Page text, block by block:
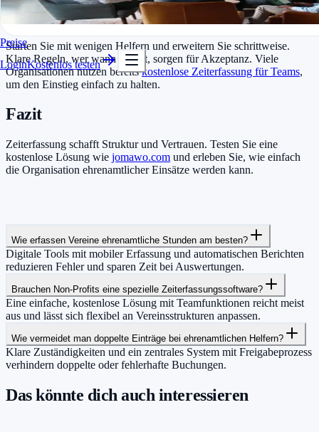
In Minuten startklar
Kostenlos testen
Preise
LoginKostenlos testen
Praktische Umsetzung im Vereinsalltag
Starten Sie mit wenigen Helfern und erweitern Sie schrittweise.
Klare Regeln, wer wann erfasst, sorgen für Akzeptanz. Viele
Organisationen nutzen bereitskostenlose Zeiterfassung für Teams,
um den Einstieg einfach zu halten.
Fazit
Zeiterfassung schafft Struktur und Vertrauen. Testen Sie eine
kostenlose Lösung wie jomawo.com und erleben Sie, wie einfach
die Organisation ehrenamtlicher Einsätze werden kann.
Wie erfassen Vereine ehrenamtliche Stunden am besten?
Digitale Tools mit mobiler Erfassung und automatischen Berichten
reduzieren Fehler und sparen Zeit bei Auswertungen.
Brauchen Non-Profits eine spezielle Zeiterfassungssoftware?
Eine einfache, kostenlose Lösung mit Teamfunktionen reicht meist
aus und lässt sich flexibel an Vereinsstrukturen anpassen.
Wie vermeidet man doppelte Einträge bei ehrenamtlichen Helfern?
Klare Zuständigkeiten und ein zentrales System mit Freigabeprozess
verhindern doppelte oder fehlerhafte Buchungen.
Das könnte dich auch interessieren